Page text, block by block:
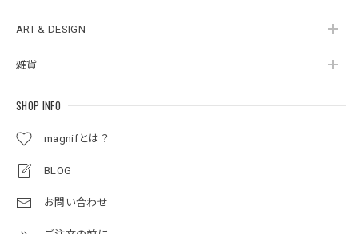
ART & DESIGN
雑貨
SHOP INFO
magnifとは？
BLOG
お問い合わせ